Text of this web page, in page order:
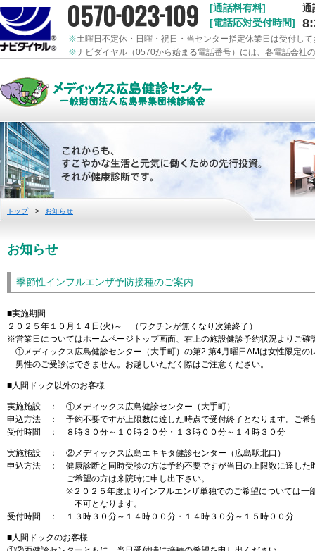
[通話料有料]
[電話応対受付時間]
通
※土曜日不定休・日曜・祝日・当センター指定休業日は受付し
※ナビダイヤル（0570から始まる電話番号）には、各電話会社
トップ> お知らせ
お知らせ
季節性インフルエンザ予防接種のご案内
■実施期間
２０２５年１０月１４日(火)～ （ワクチンが無くなり次第終了）
※営業日についてはホームページトップ画面、右上の施設健診予約状況よりご確
①メディックス広島健診センター（大手町）の第2.第4月曜日AMは女性限定の
男性のご受診はできません。お越しいただく際はご注意ください。
■人間ドック以外のお客様
実施施設 ： ①メディックス広島健診センター（大手町）
申込方法 ： 予約不要ですが上限数に達した時点で受付終了となります。ご希
受付時間 ： ８時３０分～１０時２０分・１３時００分～１４時３０分
実施施設 ： ②メディックス広島エキキタ健診センター（広島駅北口）
申込方法 ： 健康診断と同時受診の方は予約不要ですが当日の上限数に達した
ご希望の方は来院時に申し出下さい。
※２０２５年度よりインフルエンザ単独でのご希望については一部の
不可となります。
受付時間 ： １３時３０分～１４時００分・１４時３０分～１５時００分
■人間ドックのお客様